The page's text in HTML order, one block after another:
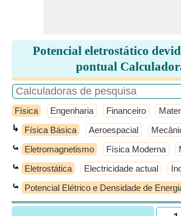
Potencial eletrostático
pontual
Física Engenharia Financeiro
↳ Física Básica Aeroespacial
⤿ Eletromagnetismo Física Moderna
⤿ Eletrostática Electricidade actual
⤿ Potencial Elétrico e Densidade de